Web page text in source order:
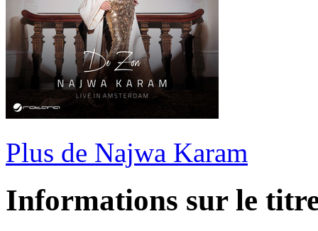
Plus de Najwa Karam
Informations sur le